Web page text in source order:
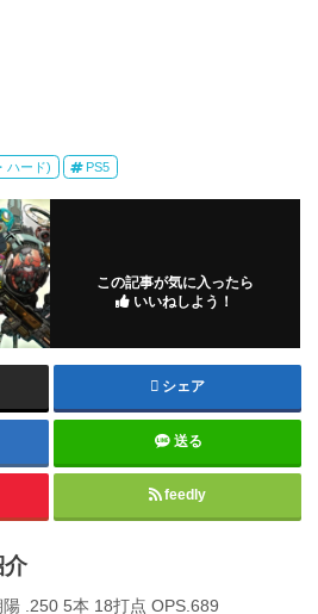
ハード) PS5
この記事が気に入ったら
いいねしよう！
シェア
送る
feedly
.250 5本 18打点 OPS.689